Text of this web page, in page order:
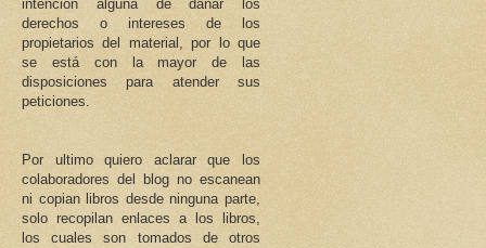
intención alguna de dañar los
derechos o intereses de los
propietarios del material, por lo que
se está con la mayor de las
disposiciones para atender sus
peticiones.
Por ultimo quiero aclarar que los
colaboradores del blog no escanean
ni copian libros desde ninguna parte,
solo recopilan enlaces a los libros,
los cuales son tomados de otros